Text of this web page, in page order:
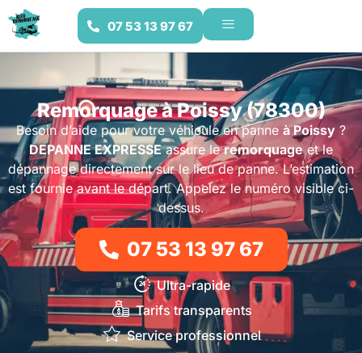
07 53 13 97 67
Remorquage à Poissy (78300)
Besoin d’aide pour votre véhicule en panne à Poissy ?
DEPANNE EXPRESSEassure leremorquageet le
dépannage directement sur le lieu de panne. L’estimation
est fournie avant le départ. Appelez le numéro visible ci-
dessus.
07 53 13 97 67
Ultra-rapide
Tarifs transparents
Service professionnel